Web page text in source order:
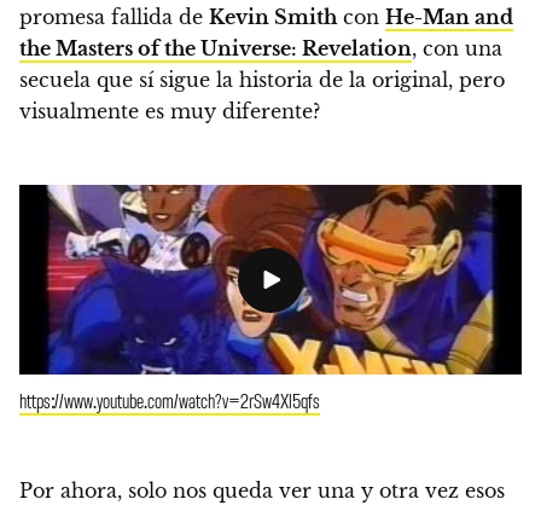
promesa fallida de Kevin Smithcon He-Man and
the Masters of the Universe: Revelation, con una
secuela que sí sigue la historia de la original, pero
visualmente es muy diferente?
https://www.youtube.com/watch?v=2rSw4Xl5qfs
Por ahora, solo nos queda ver una y otra vez esos